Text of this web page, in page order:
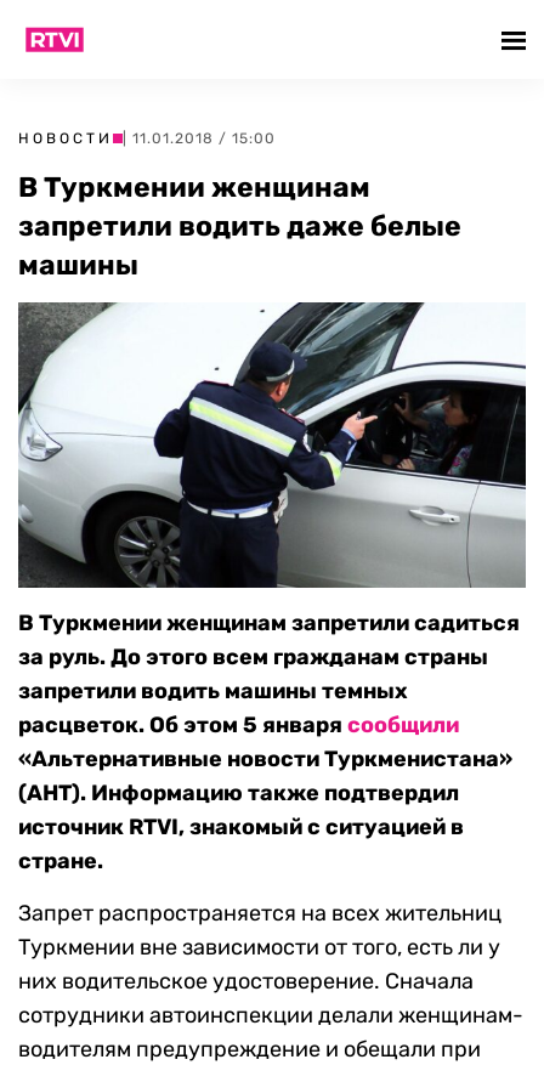
НОВОСТИ | 11.01.2018 / 15:00
В Туркмении женщинам
запретили водить даже белые
машины
В Туркмении женщинам запретили садиться
за руль. До этого всем гражданам страны
запретили водить машины темных
расцветок. Об этом 5 января сообщили
«Альтернативные новости Туркменистана»
(АНТ). Информацию также подтвердил
источник RTVI, знакомый с ситуацией в
стране.
Запрет распространяется на всех жительниц
Туркмении вне зависимости от того, есть ли у
них водительское удостоверение. Сначала
сотрудники автоинспекции делали женщинам-
водителям предупреждение и обещали при